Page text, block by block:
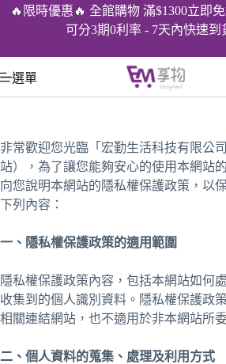
🔥限時優惠🔥 全館購物 滿$1300立即
可分3期0利率 - 7天內快速到
選單
非常歡迎您光臨「宏勤生活科技有限公
站），為了讓您能夠安心的使用本網站
向您說明本網站的隱私權保護政策，以
下列內容：
一、隱私權保護政策的適用範圍
隱私權保護政策內容，包括本網站如何
收集到的個人識別資料。隱私權保護政
相關連結網站，也不適用於非本網站所
二、個人資料的蒐集、處理及利用方式